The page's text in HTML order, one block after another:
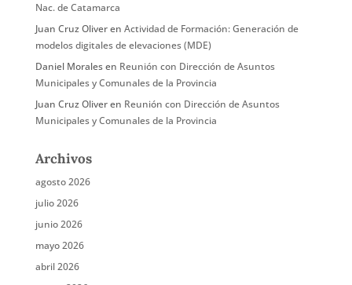
Nac. de Catamarca
Juan Cruz Oliveren Actividad de Formación: Generación de
modelos digitales de elevaciones (MDE)
Daniel Moralesen Reunión con Dirección de Asuntos
Municipales y Comunales de la Provincia
Juan Cruz Oliveren Reunión con Dirección de Asuntos
Municipales y Comunales de la Provincia
Archivos
agosto 2026
julio 2026
junio 2026
mayo 2026
abril 2026